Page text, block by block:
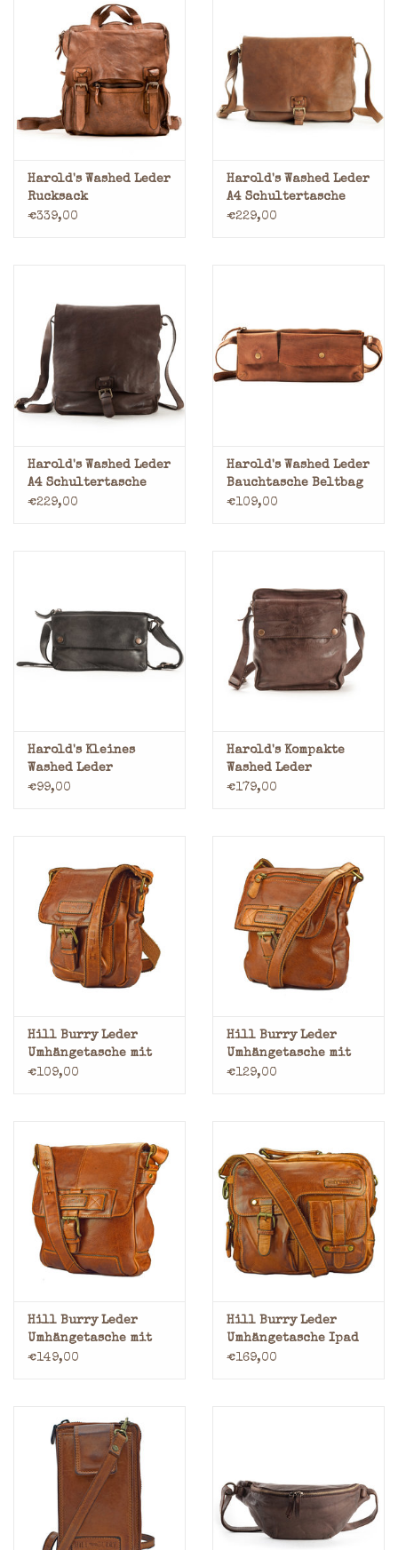
Harold's Washed Leder
Rucksack
€339,00
Harold's Washed Leder
A4 Schultertasche
Uberschlagtasche
€229,00
Harold's Washed Leder
A4 Schultertasche
Postmanbag
€229,00
Harold's Washed Leder
Bauchtasche Beltbag
Gürteltasche
€109,00
Harold's Kleines
Washed Leder
Bauchtasche Beltbag
€99,00
Harold's Kompakte
Washed Leder
Schultertasche
€179,00
Hill Burry Leder
Umhängetasche mit
Uberschlag Small
€109,00
Hill Burry Leder
Umhängetasche mit
Uberschlag Medium
€129,00
Hill Burry Leder
Umhängetasche mit
Uberschlag Large
€149,00
Hill Burry Leder
Umhängetasche Ipad
Tasche
€169,00